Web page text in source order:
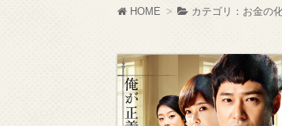
HOME カテゴリ：お金の